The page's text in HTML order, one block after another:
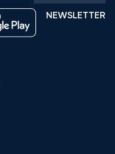
NEWSLETTER